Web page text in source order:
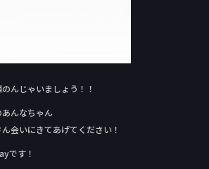
んじゃいましょう！！
んなちゃん
会いにきてあげてください！
です！